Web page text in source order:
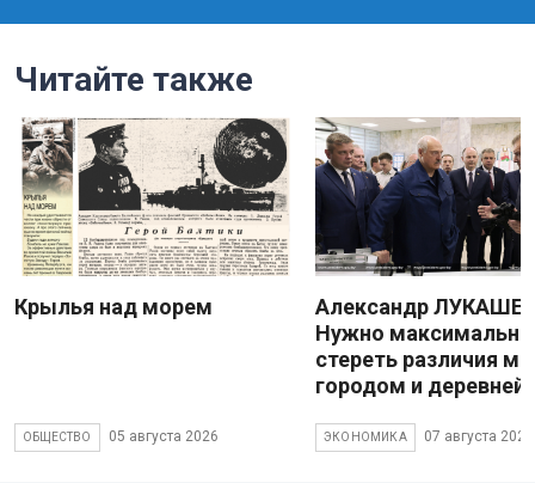
Читайте также
Крылья над морем
ОБЩЕСТВО 05 августа 2026
Александр
Нужно максимально
стереть различия
городом и деревней
ЭКОНОМИКА 07 августа 2026